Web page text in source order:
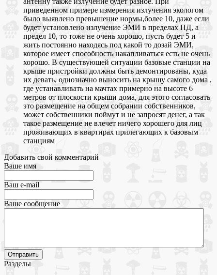
приведенном примере измерения излучения экологом
было выявлено превышение нормы,более 10, даже если
будет установлено излучение ЭМИ в пределах ПД, а
предел 10, то тоже не очень хорошо, пусть будет 5 и
жить постоянно находясь под какой то дозай ЭМИ,
которое имеет способность накапливаться есть не очень
хорошо. В существующей ситуации базовые станции на
крыше пристройки должны быть демонтированы, куда
их девать, однозначно выносить на крышу самого дома ,
где устанавливать на мачтах примерно на высоте 6
метров от плоскости крыши дома, для этого согласовать
это размещение на общем собрании собственников,
может собственники поймут и не запросят денег, а так
такое размещение не влечет ничего хорошего для лиц
проживающих в квартирах прилегающих к базовым
станциям
Добавить свой комментарий
Ваше имя
Ваш e-mail
Ваше сообщение
Разделы